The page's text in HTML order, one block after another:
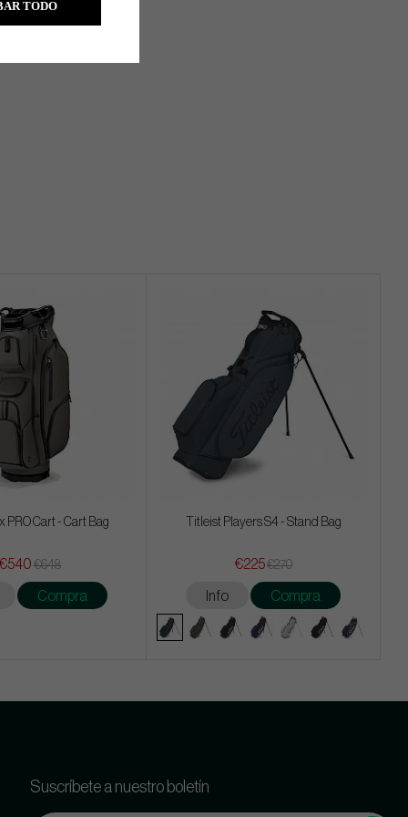
PRO Cart - Cart Bag
€540 €648
Compra
Titleist Players S4 - Stand Bag
€225€270
Info Compra
Suscríbete a nuestro boletín
TODO